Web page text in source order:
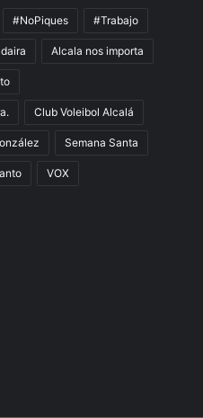
#NoPiques #Trabajo
Alcala nos importa
Club Voleibol Alcalá
Semana Santa
VOX